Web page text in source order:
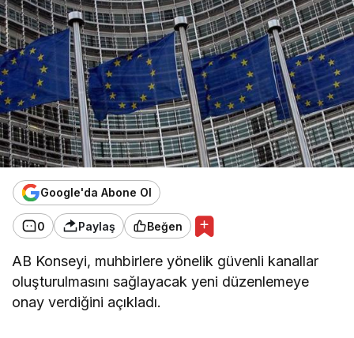
Google'da Abone Ol
0 Paylaş Beğen
AB Konseyi, muhbirlere yönelik güvenli kanallar
oluşturulmasını sağlayacak yeni düzenlemeye
onay verdiğini açıkladı.